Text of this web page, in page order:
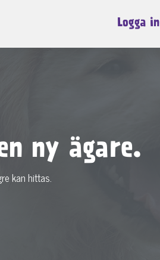
Logga in
ny ägare.
kan hittas.